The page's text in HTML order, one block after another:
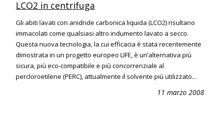
LCO2 in centrifuga
Gli abiti lavati con anidride carbonica liquida (LCO2) risultano
immacolati come qualsiasi altro indumento lavato a secco.
Questa nuova tecnologia, la cui efficacia è stata recentemente
dimostrata in un progetto europeo LIFE, è un’alternativa più
sicura, più eco-compatibile e più concorrenziale al
percloroetilene (PERC), attualmente il solvente più utilizzato...
11 marzo 2008